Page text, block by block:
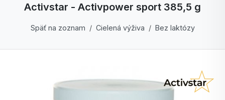
Activstar - Activpower sport 385,5 g
Späť na zoznam Cielená výživa Bez laktózy